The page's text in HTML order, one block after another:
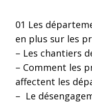
01 Les
en plus sur les
– Les chantiers
– Comment les
affectent les
– Le